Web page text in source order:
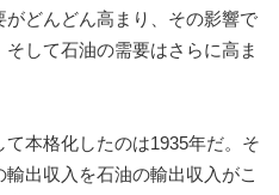
どんどん高まり、その影響で
して石油の需要はさらに高ま
本格化したのは1935年だ。そ
出収入を石油の輸出収入がこ